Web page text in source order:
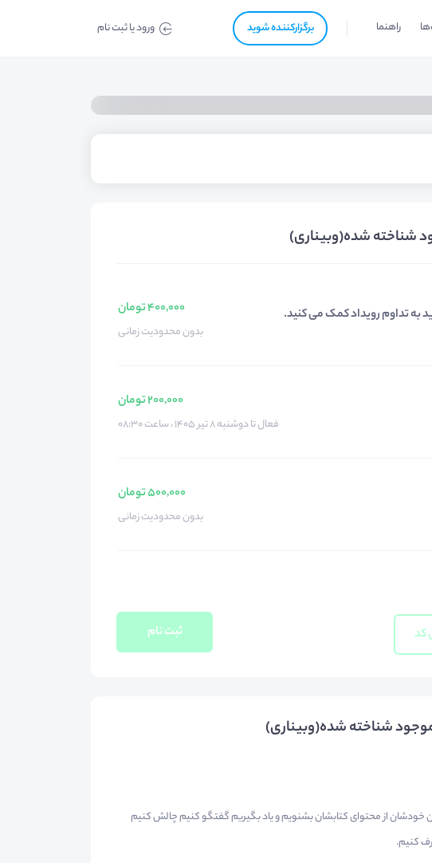
راهنما برگزار‌‌کننده شوید ورود یا ثبت نام
به تداوم رویداد کمک می کنید. 400,000 تومان
بدون محدودیت زمانی
200,000 تومان
فعال تا دوشنبه ۸ تیر ۱۴۰۵ ، ساعت ۰۸:۳۰
500,000 تومان
بدون محدودیت زمانی
کد ثبت نام
خودشان از محتوای کتابشان بشنویم و یاد بگیریم گفتگو کنیم چالش کنیم
کنیم.